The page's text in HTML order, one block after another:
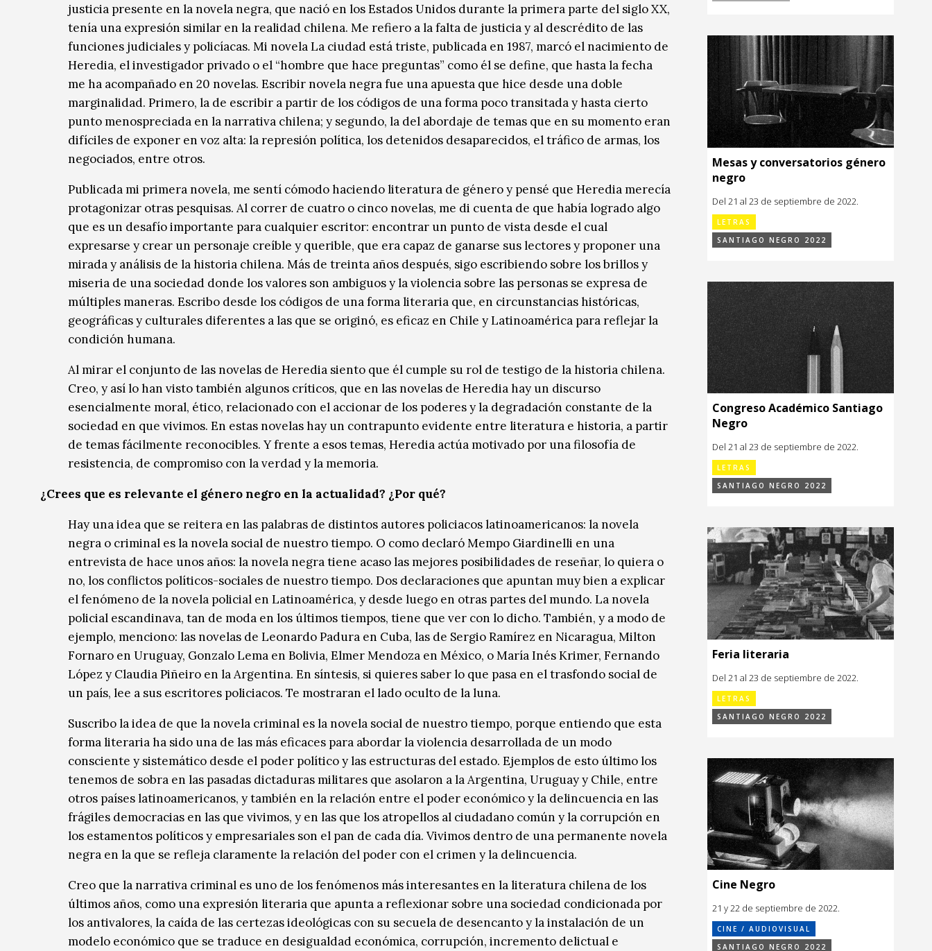
justicia presente en la novela negra, que nació en los Estados Unidos durante la primera parte del siglo XX,
tenía una expresión similar en la realidad chilena. Me refiero a la falta de justicia y al descrédito de las
funciones judiciales y policíacas. Mi novela La ciudad está triste, publicada en 1987, marcó el nacimiento de
Heredia, el investigador privado o el “hombre que hace preguntas” como él se define, que hasta la fecha
me ha acompañado en 20 novelas. Escribir novela negra fue una apuesta que hice desde una doble
marginalidad. Primero, la de escribir a partir de los códigos de una forma poco transitada y hasta cierto
punto menospreciada en la narrativa chilena; y segundo, la del abordaje de temas que en su momento eran
difíciles de exponer en voz alta: la represión política, los detenidos desaparecidos, el tráfico de armas, los
negociados, entre otros.
Publicada mi primera novela, me sentí cómodo haciendo literatura de género y pensé que Heredia merecía
protagonizar otras pesquisas. Al correr de cuatro o cinco novelas, me di cuenta de que había logrado algo
que es un desafío importante para cualquier escritor: encontrar un punto de vista desde el cual
expresarse y crear un personaje creíble y querible, que era capaz de ganarse sus lectores y proponer una
mirada y análisis de la historia chilena. Más de treinta años después, sigo escribiendo sobre los brillos y
miseria de una sociedad donde los valores son ambiguos y la violencia sobre las personas se expresa de
múltiples maneras. Escribo desde los códigos de una forma literaria que, en circunstancias históricas,
geográficas y culturales diferentes a las que se originó, es eficaz en Chile y Latinoamérica para reflejar la
condición humana.
Al mirar el conjunto de las novelas de Heredia siento que él cumple su rol de testigo de la historia chilena.
Creo, y así lo han visto también algunos críticos, que en las novelas de Heredia hay un discurso
esencialmente moral, ético, relacionado con el accionar de los poderes y la degradación constante de la
sociedad en que vivimos. En estas novelas hay un contrapunto evidente entre literatura e historia, a partir
de temas fácilmente reconocibles. Y frente a esos temas, Heredia actúa motivado por una filosofía de
resistencia, de compromiso con la verdad y la memoria.
¿Crees que es relevante el género negro en la actualidad? ¿Por qué?
Hay una idea que se reitera en las palabras de distintos autores policiacos latinoamericanos: la novela
negra o criminal es la novela social de nuestro tiempo. O como declaró Mempo Giardinelli en una
entrevista de hace unos años: la novela negra tiene acaso las mejores posibilidades de reseñar, lo quiera o
no, los conflictos políticos-sociales de nuestro tiempo. Dos declaraciones que apuntan muy bien a explicar
el fenómeno de la novela policial en Latinoamérica, y desde luego en otras partes del mundo. La novela
policial escandinava, tan de moda en los últimos tiempos, tiene que ver con lo dicho. También, y a modo de
ejemplo, menciono: las novelas de Leonardo Padura en Cuba, las de Sergio Ramírez en Nicaragua, Milton
Fornaro en Uruguay, Gonzalo Lema en Bolivia, Elmer Mendoza en México, o María Inés Krimer, Fernando
López y Claudia Piñeiro en la Argentina. En síntesis, si quieres saber lo que pasa en el trasfondo social de
un país, lee a sus escritores policiacos. Te mostraran el lado oculto de la luna.
Suscribo la idea de que la novela criminal es la novela social de nuestro tiempo, porque entiendo que esta
forma literaria ha sido una de las más eficaces para abordar la violencia desarrollada de un modo
consciente y sistemático desde el poder político y las estructuras del estado. Ejemplos de esto último los
tenemos de sobra en las pasadas dictaduras militares que asolaron a la Argentina, Uruguay y Chile, entre
otros países latinoamericanos, y también en la relación entre el poder económico y la delincuencia en las
frágiles democracias en las que vivimos, y en las que los atropellos al ciudadano común y la corrupción en
los estamentos políticos y empresariales son el pan de cada día. Vivimos dentro de una permanente novela
negra en la que se refleja claramente la relación del poder con el crimen y la delincuencia.
Creo que la narrativa criminal es uno de los fenómenos más interesantes en la literatura chilena de los
últimos años, como una expresión literaria que apunta a reflexionar sobre una sociedad condicionada por
los antivalores, la caída de las certezas ideológicas con su secuela de desencanto y la instalación de un
modelo económico que se traduce en desigualdad económica, corrupción, incremento delictual e
Mesas y conversatorios género
negro
Del 21 al 23 de septiembre de 2022.
LETRAS
SANTIAGO NEGRO 2022
Congreso Académico Santiago
Negro
Del 21 al 23 de septiembre de 2022.
LETRAS
SANTIAGO NEGRO 2022
Feria literaria
Del 21 al 23 de septiembre de 2022.
LETRAS
SANTIAGO NEGRO 2022
Cine Negro
21 y 22 de septiembre de 2022.
CINE / AUDIOVISUAL
SANTIAGO NEGRO 2022